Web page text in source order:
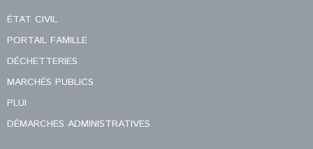
ÉTAT CIVIL
PORTAIL FAMILLE
DÉCHETTERIES
MARCHÉS PUBLICS
PLUI
DÉMARCHES ADMINISTRATIVES